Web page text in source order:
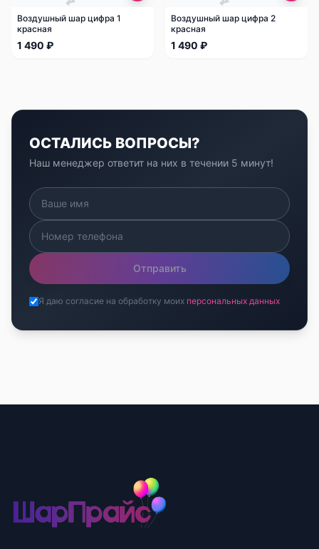
Воздушный шар цифра 1
красная
1 490 ₽
Воздушный шар цифра 2
красная
1 490 ₽
ОСТАЛИСЬ ВОПРОСЫ?
Наш менеджер ответит на них в течении 5 минут!
Отправить
Я даю согласие на обработку моих персональных данных